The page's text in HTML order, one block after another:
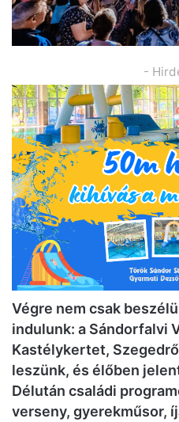
-
Végre nem csak
indulunk: a Sándorfalvi
Kastélykertet,
leszünk, és élőben
Délután családi
verseny, gyerekműsor,